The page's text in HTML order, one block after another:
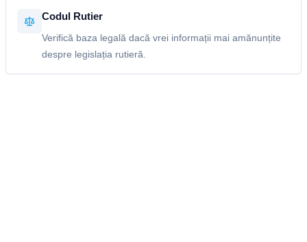
Codul Rutier
Verifică baza legală dacă vrei informații mai amănunțite
despre legislația rutieră.